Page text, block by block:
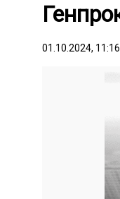
01.10.2024,